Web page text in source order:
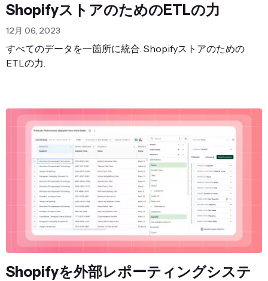
ShopifyストアのためのETLの力
12月 06, 2023
すべてのデータを一箇所に統合. Shopifyストアのための
ETLの力.
Shopifyを外部レポーティングシステ